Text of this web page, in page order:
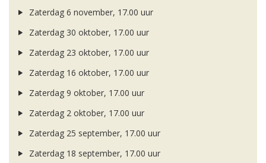
Zaterdag 6 november, 17.00 uur
Zaterdag 30 oktober, 17.00 uur
Zaterdag 23 oktober, 17.00 uur
Zaterdag 16 oktober, 17.00 uur
Zaterdag 9 oktober, 17.00 uur
Zaterdag 2 oktober, 17.00 uur
Zaterdag 25 september, 17.00 uur
Zaterdag 18 september, 17.00 uur